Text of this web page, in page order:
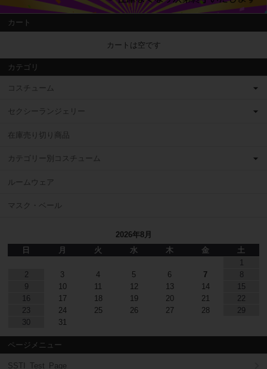
カート
カートは空です
カテゴリ
コスチューム
セクシーランジェリー
在庫売り切り商品
カテゴリー別コスチューム
ルームウェア
マスク・ベール
2026年8月
日
月 火 水 木 金
土
2
3 4 5 6 7
8
9
10 11 12 13 14
15
16
17 18 19 20 21
22
23
24 25 26 27 28
29
30
31
ページメニュー
SSTI_Test_Page